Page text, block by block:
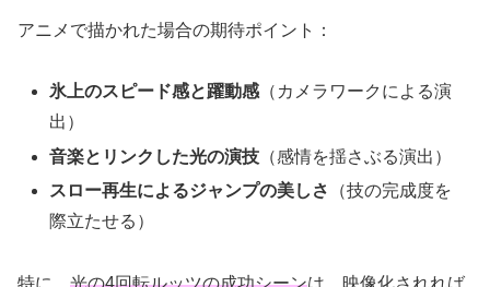
アニメで描かれた場合の期待ポイント：
氷上のスピード感と躍動感（カメラワークによる演
出）
音楽とリンクした光の演技 （感情を揺さぶる演出）
スロー再生によるジャンプの美しさ
（技の完成度を
際立たせる）
特に、 光の4回転ルッツの成功シーンは、映像化されれば